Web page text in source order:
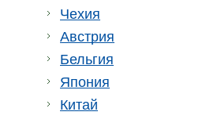
Чехия
Австрия
Бельгия
Япония
Китай